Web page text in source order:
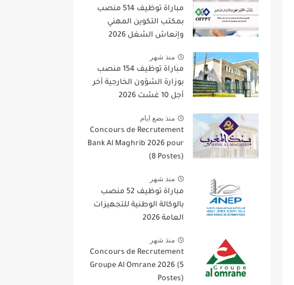
مباراة توظيف 514 منصب
بمكتب التكوين المهني
وإنعاش الشغل 2026
منذ شهر
مباراة توظيف 154 منصب
بوزارة الشؤون الخارجية آخر
أجل 10 غشت 2026
منذ بضع ايام
Concours de Recrutement
Bank Al Maghrib 2026 pour
(8 Postes)
منذ شهر
مباراة توظيف 52 منصب
بالوكالة الوطنية للتجهيزات
العامة 2026
منذ شهر
Concours de Recrutement
Groupe Al Omrane 2026 (5
Postes)